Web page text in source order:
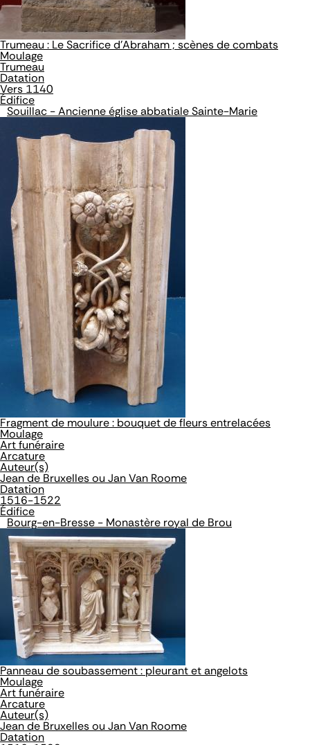
Trumeau : Le Sacrifice d'Abraham ; scènes de combats
Moulage
Trumeau
Datation
Vers 1140
Édifice
Souillac - Ancienne église abbatiale Sainte-Marie
Fragment de moulure : bouquet de fleurs entrelacées
Moulage
Art funéraire
Arcature
Auteur(s)
Jean de Bruxelles ou Jan Van Roome
Datation
1516-1522
Édifice
Bourg-en-Bresse - Monastère royal de Brou
Panneau de soubassement : pleurant et angelots
Moulage
Art funéraire
Arcature
Auteur(s)
Jean de Bruxelles ou Jan Van Roome
Datation